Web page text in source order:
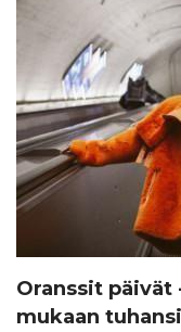
Oranssit päivät
mukaan